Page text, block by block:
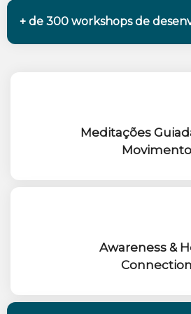
+ de 300 workshops de
Meditações
Movimento
Awareness &
Connection